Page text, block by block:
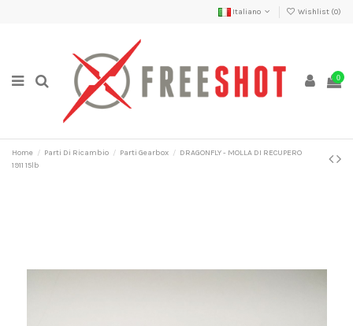
Italiano Wishlist (0)
0
Home Parti Di Ricambio Parti Gearbox
DRAGONFLY - MOLLA DI RECUPERO
1911 15lb